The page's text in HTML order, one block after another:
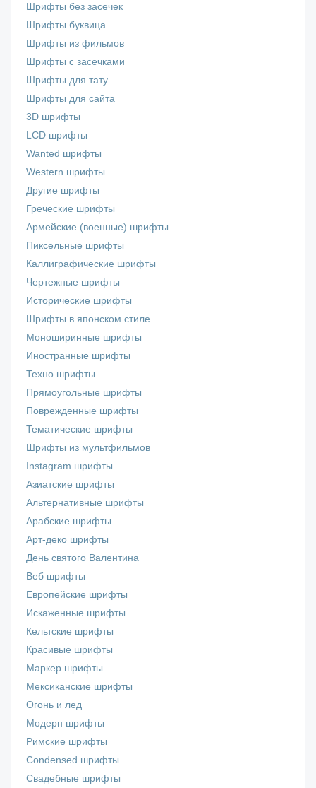
Шрифты без засечек
Шрифты буквица
Шрифты из фильмов
Шрифты с засечками
Шрифты для тату
Шрифты для сайта
3D шрифты
LCD шрифты
Wanted шрифты
Western шрифты
Другие шрифты
Греческие шрифты
Армейские (военные) шрифты
Пиксельные шрифты
Каллиграфические шрифты
Чертежные шрифты
Исторические шрифты
Шрифты в японском стиле
Моноширинные шрифты
Иностранные шрифты
Техно шрифты
Прямоугольные шрифты
Поврежденные шрифты
Тематические шрифты
Шрифты из мультфильмов
Instagram шрифты
Азиатские шрифты
Альтернативные шрифты
Арабские шрифты
Арт-деко шрифты
День святого Валентина
Веб шрифты
Европейские шрифты
Искаженные шрифты
Кельтские шрифты
Красивые шрифты
Маркер шрифты
Мексиканские шрифты
Огонь и лед
Модерн шрифты
Римские шрифты
Сondensed шрифты
Свадебные шрифты